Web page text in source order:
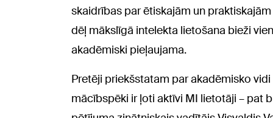
skaidrības par ētiskajām un
dēļ mākslīgā intelekta lietošana bieži
akadēmiski pieļaujama.
Pretēji priekšstatam par akadēmisko
mācībspēki ir ļoti aktīvi MI lietotāji – pat